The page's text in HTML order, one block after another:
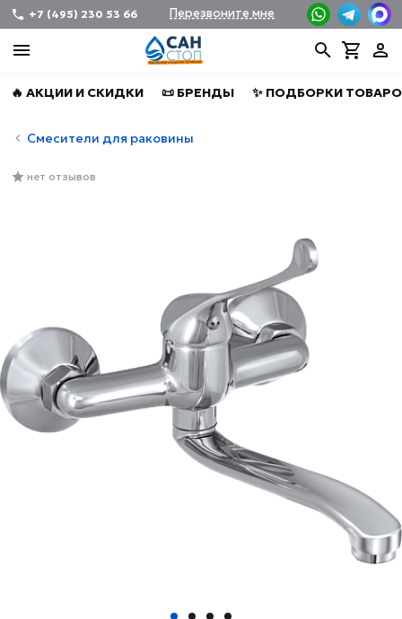
+7 (495) 230 53 66 Перезвоните мне
🔥 АКЦИИ И СКИДКИ 📜 БРЕНДЫ ✨ ПОДБОРКИ
Смесители для раковины
нет отзывов